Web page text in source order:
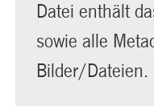
Datei enthält
sowie alle
Bilder/Dateien.